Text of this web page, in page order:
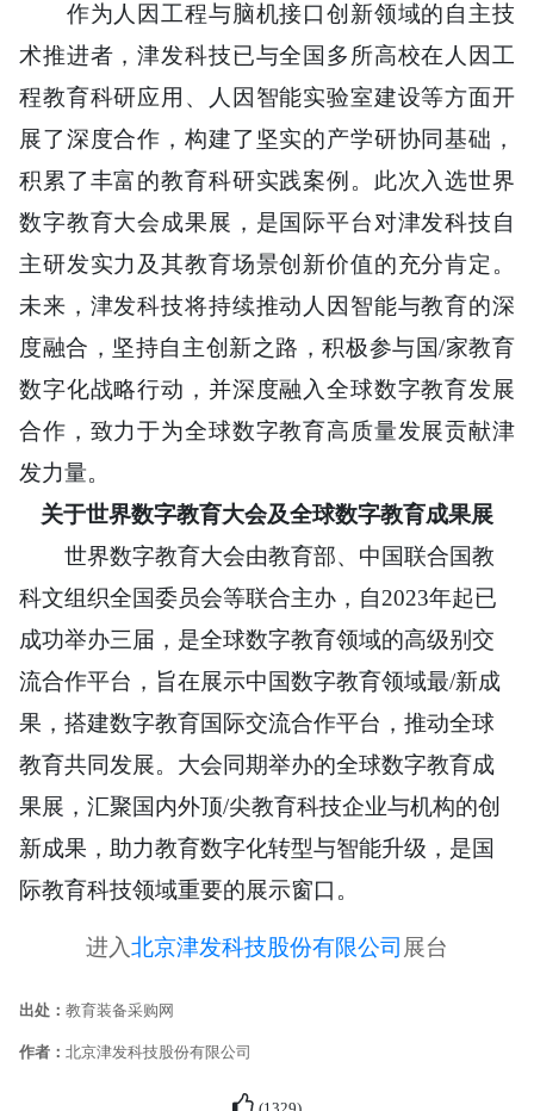
作为人因工程与脑机接口创新领域的自主技
术推进者，津发科技已与全国多所高校在人因工
程教育科研应用、人因智能实验室建设等方面开
展了深度合作，构建了坚实的产学研协同基础，
积累了丰富的教育科研实践案例。此次入选世界
数字教育大会成果展，是国际平台对津发科技自
主研发实力及其教育场景创新价值的充分肯定。
未来，津发科技将持续推动人因智能与教育的深
度融合，坚持自主创新之路，积极参与国/家教育
数字化战略行动，并深度融入全球数字教育发展
合作，致力于为全球数字教育高质量发展贡献津
发力量。
关于世界数字教育大会及全球数字教育成果展
世界数字教育大会由教育部、中国联合国教
科文组织全国委员会等联合主办，自2023年起已
成功举办三届，是全球数字教育领域的高级别交
流合作平台，旨在展示中国数字教育领域最/新成
果，搭建数字教育国际交流合作平台，推动全球
教育共同发展。大会同期举办的全球数字教育成
果展，汇聚国内外顶/尖教育科技企业与机构的创
新成果，助力教育数字化转型与智能升级，是国
际教育科技领域重要的展示窗口。
进入北京津发科技股份有限公司 展台
出处： 教育装备采购网
作者： 北京津发科技股份有限公司